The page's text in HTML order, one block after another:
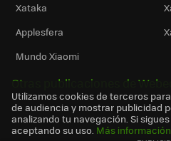
Xataka
Applesfera
Mundo Xiaomi
Otras publicaciones de
Utilizamos cookies de terceros
de audiencia y mostrar publicidad
analizando tu navegación. Si
aceptando su uso. Más información